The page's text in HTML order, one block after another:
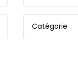
Catégorie